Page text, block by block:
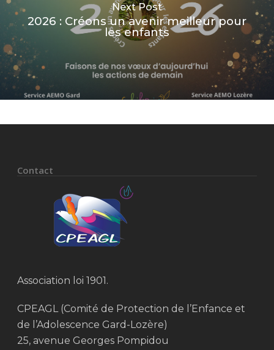
Next Post
2026 : Créons un avenir meilleur pour
les enfants
Contact
Association loi 1901.
CPEAGL (Comité de Protection de l’Enfance et
de l’Adolescence Gard-Lozère)
25, avenue Georges Pompidou